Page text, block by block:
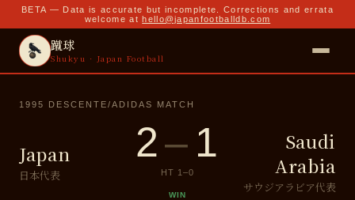
BETA — Data is accurate but incomplete. Corrections and errata
welcome at hello@japanfootballdb.com
蹴球
Shukyu · Japan Football
1995 DESCENTE/ADIDAS MATCH
Japan
日本代表
2– 1
HT 1 –0
WIN
Saudi
Arabia
サウジアラビア代表